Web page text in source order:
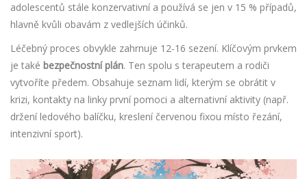
adolescentů stále konzervativní a používá se jen v 15 % případů,
hlavně kvůli obavám z vedlejších účinků.
Léčebný proces obvykle zahrnuje 12-16 sezení. Klíčovým prvkem
je také bezpečnostní plán. Ten spolu s terapeutem a rodiči
vytvoříte předem. Obsahuje seznam lidí, kterým se obrátit v
krizi, kontakty na linky první pomoci a alternativní aktivity (např.
držení ledového balíčku, kreslení červenou fixou místo řezání,
intenzivní sport).